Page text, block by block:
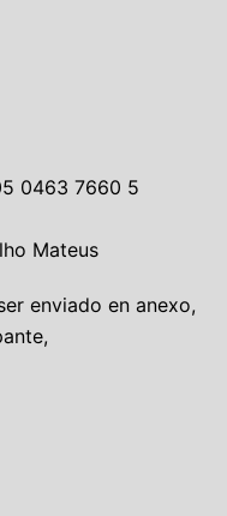
0463 7660 5
Mateus
enviado en anexo,